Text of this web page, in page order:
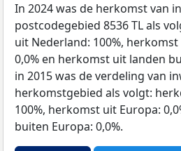
In 2024 was de herkomst van
postcodegebied 8536 TL als
uit Nederland: 100%,
0,0% en herkomst uit landen
in 2015 was de verdeling van
herkomstgebied als volgt:
100%, herkomst uit Europa:
buiten Europa: 0,0%.